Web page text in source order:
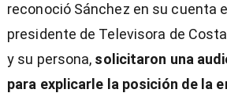
reconoció Sánchez en su cuenta
presidente de Televisora de
y su persona, solicitaron una
para explicarle la posición de la